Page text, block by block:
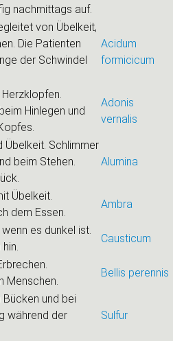
nachmittags auf.
von Übelkeit,
Die Patienten
der Schwindel
Acidum
formicicum
Hinlegen und
Adonis
vernalis
Übelkeit. Schlimmer
beim Stehen.
Alumina
Übelkeit.
dem Essen.
Ambra
es dunkel ist.
Causticum
Menschen.
Bellis perennis
Bücken und bei
während der
Sulfur